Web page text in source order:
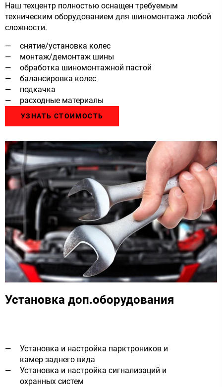
Наш техцентр полностью оснащен требуемым
техническим оборудованием для шиномонтажа любой
сложности.
снятие/установка колес
монтаж/демонтаж шины
обработка шиномонтажной пастой
балансировка колес
подкачка
расходные материалы
УЗНАТЬ СТОИМОСТЬ
Установка доп.оборудования
Установка и настройка парктроников и
камер заднего вида
Установка и настройка сигнализаций и
охранных систем